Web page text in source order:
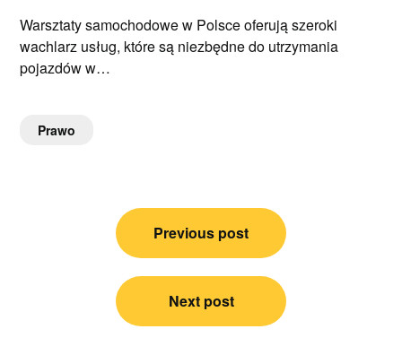
Warsztaty samochodowe w Polsce oferują szeroki
wachlarz usług, które są niezbędne do utrzymania
pojazdów w…
Prawo
Nawigacja
Previous post
Next post